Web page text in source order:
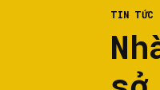
TIN TỨC